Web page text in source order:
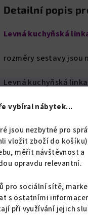
vybíral nábytek...
jsou nezbytné pro
vložit zboží do
měřit návštěvnost a
opravdu relevantní.
pro sociální sítě,
s ostatními
při využívání jejich
Detailní popis
Levná kuchyňská linka
rozměry sestavy jsou
Levná kuchyňská
hranou. Dvířka jsou
spodních i horních
vodorovných dvířek
složené a zabalené,
ustavit a sešroubovat
dodávky.Spotřebiče
Pracovní deska,
variant. Vybraný